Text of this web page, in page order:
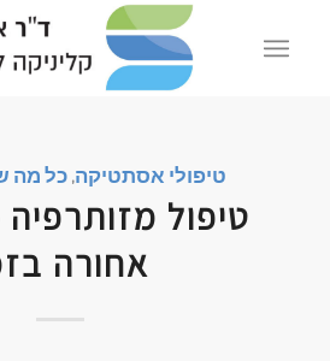
טיפולי אסתטיקה,כל מה
טיפול מזותרפיה
אחורה